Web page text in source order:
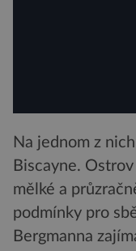
Na jednom z
Biscayne.
mělké a
podmínky pro
Bergmanna